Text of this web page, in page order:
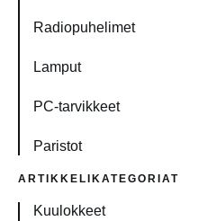
Radiopuhelimet
Lamput
PC-tarvikkeet
Paristot
ARTIKKELIKATEGORIAT
Kuulokkeet